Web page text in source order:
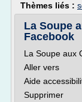
Thèmes liés :
La Soupe
Facebook
La Soupe aux
Aller vers
Aide
Supprimer